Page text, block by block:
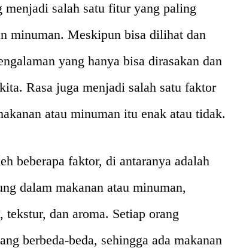
menjadi salah satu fitur yang paling
minuman. Meskipun bisa dilihat dan
yang hanya bisa dirasakan dan
Rasa juga menjadi salah satu faktor
atau minuman itu enak atau tidak.
beberapa faktor, di antaranya adalah
dalam makanan atau minuman,
tekstur, dan aroma. Setiap orang
berbeda-beda, sehingga ada makanan